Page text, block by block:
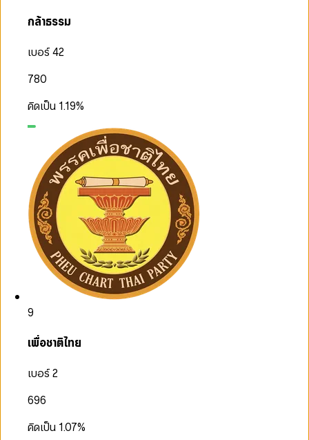
กล้าธรรม
เบอร์ 42
780
คิดเป็น 1.19%
9
เพื่อชาติไทย
เบอร์ 2
696
คิดเป็น 1.07%